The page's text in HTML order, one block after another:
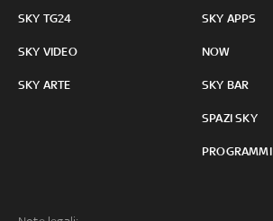
SKY TG24
SKY VIDEO
SKY ARTE
SKY APPS
NOW
SKY BAR
SPAZI SKY
PROGRAMMI